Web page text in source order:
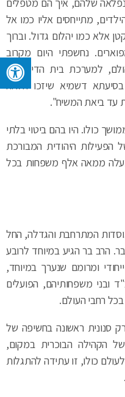
אלא כמו יהלום גדול. וברוך
נחשפתי היום מקרוב
למערכת בית הדין, איזו
דשמיא שיזכו הלאה
עד ביאת המשיח".
כולו. היו בהם ביטוי בלתי
ממאה אלף משפחות בכל
המתרחבת והגדלה, החל
ומרומם שנערך במיוחד,
ובני משפחותיהם, הפועלים
רחבי העולם.
ראשונה בחשיפה של
כולו, זו עתידה להתגלות
שחרית בבניין בית הכנסת